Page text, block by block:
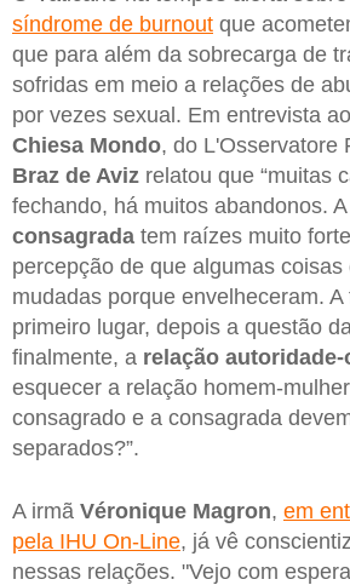
síndrome de burnout que
que para além da sobrecarga de
sofridas em meio a relações de
por vezes sexual. Em entrevista
Chiesa Mondo, do L'Osservatore
Braz de Aviz relatou que “muitas
fechando, há muitos abandonos. A
consagrada tem raízes muito
percepção de que algumas coisas
mudadas porque envelheceram. A
primeiro lugar, depois a questão
finalmente, a relação
esquecer a relação homem-
consagrado e a consagrada
separados?”.
A irmã Véronique Magron, em
pela IHU On-Line, já vê
nessas relações. "Vejo com